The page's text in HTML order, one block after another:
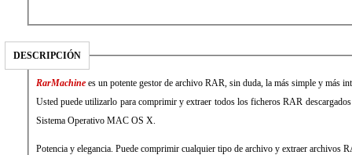
DESCRIPCIÓN
RarMachine es un potente gestor de archivo RAR, sin duda, la más simple y más
Usted puede utilizarlo para comprimir y extraer todos los ficheros RAR
Sistema Operativo MAC OS X.
Potencia y elegancia. Puede comprimir cualquier tipo de archivo y extraer archivos